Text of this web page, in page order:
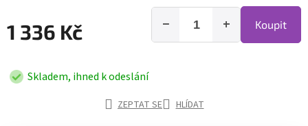
1 336 Kč +
− Koupit
Skladem, ihned k odeslání
ZEPTAT SE HLÍDAT